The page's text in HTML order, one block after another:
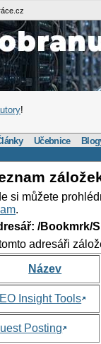
!
Učebnice
si můžete
.
/Bookmrk/
adresáři
Název
Insight Tools
Posting